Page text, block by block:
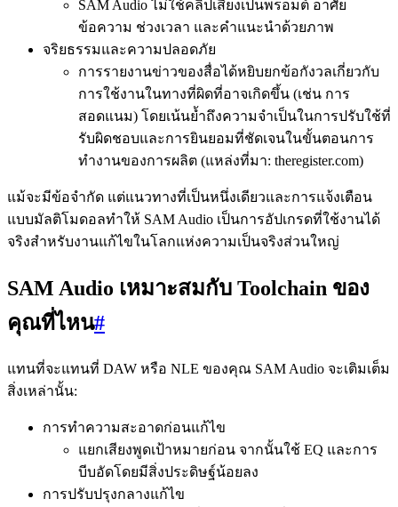
SAM Audio ไม่ใช้คลิปเสียงเป็นพรอมต์ อาศัย
ข้อความ ช่วงเวลา และคำแนะนำด้วยภาพ
จริยธรรมและความปลอดภัย
การรายงานข่าวของสื่อได้หยิบยกข้อกังวลเกี่ยวกับ
การใช้งานในทางที่ผิดที่อาจเกิดขึ้น (เช่น การ
สอดแนม) โดยเน้นย้ำถึงความจำเป็นในการปรับใช้ที่
รับผิดชอบและการยินยอมที่ชัดเจนในขั้นตอนการ
ทำงานของการผลิต (แหล่งที่มา: theregister.com)
แม้จะมีข้อจำกัด แต่แนวทางที่เป็นหนึ่งเดียวและการแจ้งเตือน
แบบมัลติโมดอลทำให้ SAM Audio เป็นการอัปเกรดที่ใช้งานได้
จริงสำหรับงานแก้ไขในโลกแห่งความเป็นจริงส่วนใหญ่
SAM Audio เหมาะสมกับ Toolchain ของ
คุณที่ไหน#
แทนที่จะแทนที่ DAW หรือ NLE ของคุณ SAM Audio จะเติมเต็ม
สิ่งเหล่านั้น:
การทำความสะอาดก่อนแก้ไข
แยกเสียงพูดเป้าหมายก่อน จากนั้นใช้ EQ และการ
บีบอัดโดยมีสิ่งประดิษฐ์น้อยลง
การปรับปรุงกลางแก้ไข